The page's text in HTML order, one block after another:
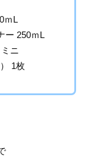
ｍL
ー 250ｍL
ニ
1枚